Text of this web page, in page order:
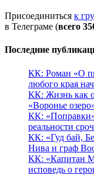
Присоединиться к
в Телеграме (всего
Последние
КК: Роман «О
любого края
КК: Жизнь как
«Воронье
КК:
реальности
КК: «Гуд бай,
Нива и граф
КК: «Капитан
исповедь о